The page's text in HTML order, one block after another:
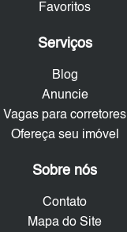
Favoritos
Serviços
Blog
Anuncie
Vagas para corretores
Ofereça seu imóvel
Sobre nós
Contato
Mapa do Site